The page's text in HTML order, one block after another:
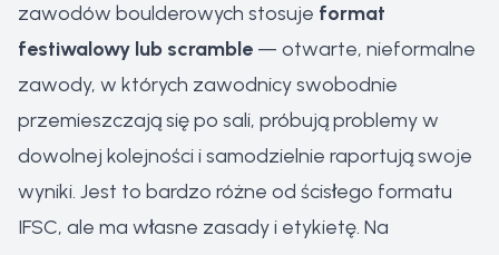
zawodów boulderowych stosuje format
festiwalowy lub scramble — otwarte, nieformalne
zawody, w których zawodnicy swobodnie
przemieszczają się po sali, próbują problemy w
dowolnej kolejności i samodzielnie raportują swoje
wyniki. Jest to bardzo różne od ścisłego formatu
IFSC, ale ma własne zasady i etykietę. Na